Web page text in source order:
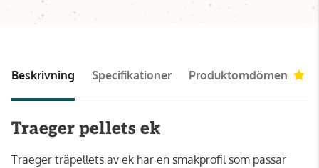
Beskrivning Specifikationer Produktomdömen
Traeger pellets ek
Traeger träpellets av ek har en smakprofil som passar